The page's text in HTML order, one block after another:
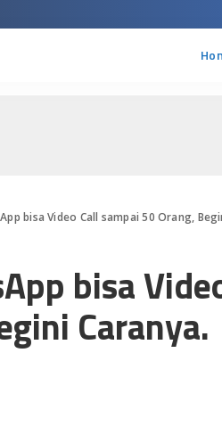
bisa Video Call sampai 50 Orang,
bisa
Caranya.